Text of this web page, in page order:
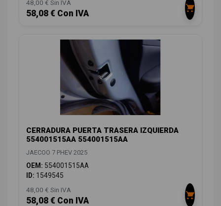
48,00 € Sin IVA
58,08 € Con IVA
CERRADURA PUERTA TRASERA IZQUIERDA
554001515AA 554001515AA
JAECOO 7 PHEV 2025
OEM: 554001515AA
ID: 1549545
48,00 € Sin IVA
58,08 € Con IVA